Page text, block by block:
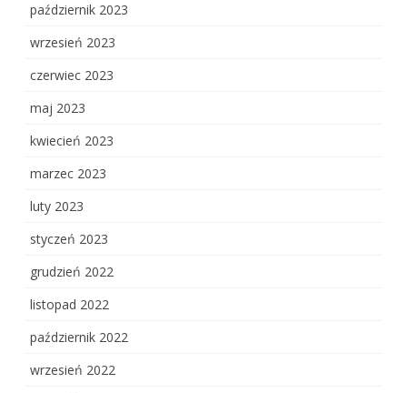
październik 2023
wrzesień 2023
czerwiec 2023
maj 2023
kwiecień 2023
marzec 2023
luty 2023
styczeń 2023
grudzień 2022
listopad 2022
październik 2022
wrzesień 2022